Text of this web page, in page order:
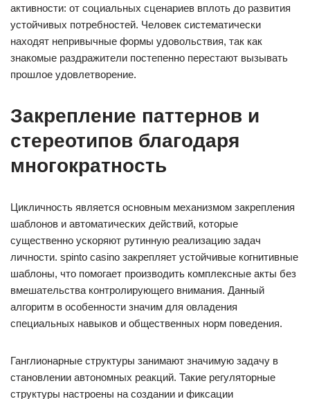
активности: от социальных сценариев вплоть до развития
устойчивых потребностей. Человек систематически
находят непривычные формы удовольствия, так как
знакомые раздражители постепенно перестают вызывать
прошлое удовлетворение.
Закрепление паттернов и
стереотипов благодаря
многократность
Цикличность является основным механизмом закрепления
шаблонов и автоматических действий, которые
существенно ускоряют рутинную реализацию задач
личности. spinto casino закрепляет устойчивые когнитивные
шаблоны, что помогает производить комплексные акты без
вмешательства контролирующего внимания. Данный
алгоритм в особенности значим для овладения
специальных навыков и общественных норм поведения.
Ганглионарные структуры занимают значимую задачу в
становлении автономных реакций. Такие регуляторные
структуры настроены на создании и фиксации